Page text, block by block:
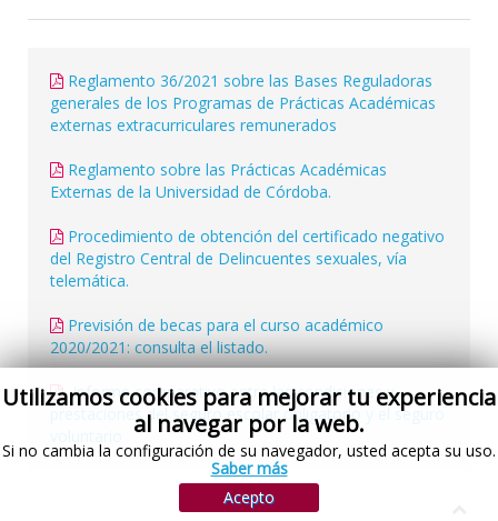
Reglamento 36/2021 sobre las Bases Reguladoras
generales de los Programas de Prácticas Académicas
externas extracurriculares remunerados
Reglamento sobre las Prácticas Académicas
Externas de la Universidad de Córdoba.
Procedimiento de obtención del certificado negativo
del Registro Central de Delincuentes sexuales, vía
telemática.
Previsión de becas para el curso académico
2020/2021: consulta el listado.
Informe comparativo entre las condiciones y
prestaciones del seguro escolar obligatorio y el seguro
Utilizamos cookies para mejorar tu experiencia
al navegar por la web.
Si no cambia la configuración de su navegador, usted acepta su uso.
Saber más
Acepto